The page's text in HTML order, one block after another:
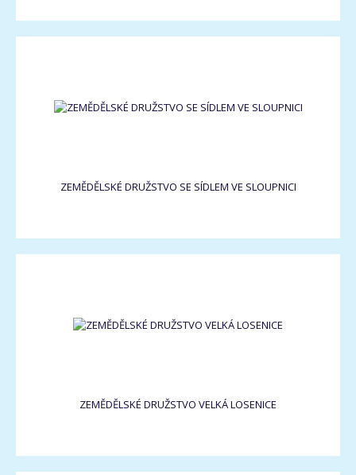
ZEMĚDĚLSKÉ DRUŽSTVO SE SÍDLEM VE SLOUPNICI
ZEMĚDĚLSKÉ DRUŽSTVO VELKÁ LOSENICE